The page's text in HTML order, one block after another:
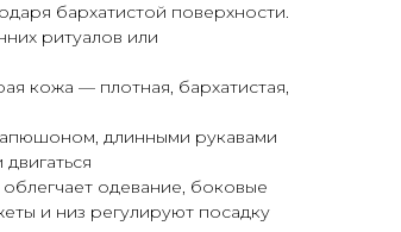
бархатистой поверхности.
ритуалов или
кожа — плотная, бархатистая,
длинными рукавами
одевание, боковые
и низ регулируют посадку